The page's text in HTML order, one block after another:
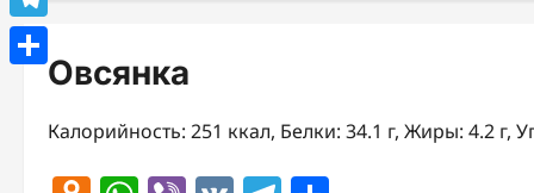
Овсянка
Калорийность: 251 ккал, Белки: 34.1 г, Жиры: 4.2 г,
Telegram
Отправить